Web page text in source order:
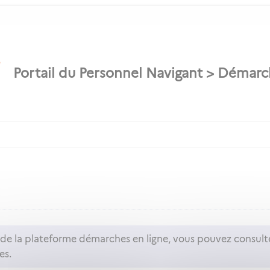
la plateforme démarches en ligne, vous pouvez